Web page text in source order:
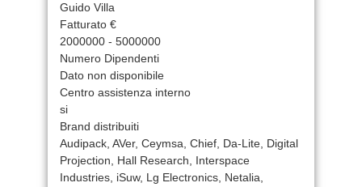
Guido Villa
Fatturato €
2000000 - 5000000
Numero Dipendenti
Dato non disponibile
Centro assistenza interno
si
Brand distribuiti
Audipack, AVer, Ceymsa, Chief, Da-Lite, Digital
Projection, Hall Research, Interspace
Industries, iSuw, Lg Electronics, Netalia,